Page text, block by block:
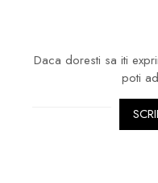
Daca doresti sa iti
poti